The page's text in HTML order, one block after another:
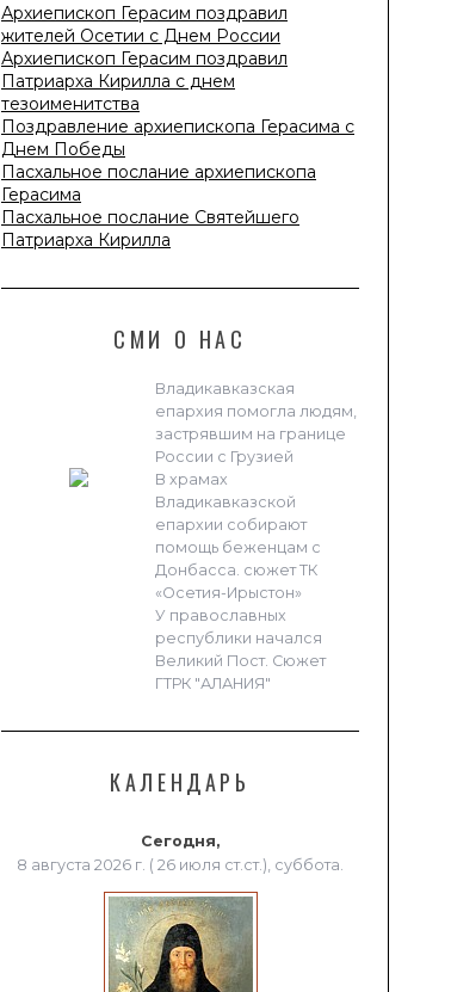
Архиепископ Герасим поздравил
жителей Осетии с Днем России
Архиепископ Герасим поздравил
Патриарха Кирилла с днем
тезоименитства
Поздравление архиепископа Герасима с
Днем Победы
Пасхальное послание архиепископа
Герасима
Пасхальное послание Святейшего
Патриарха Кирилла
СМИ О НАС
Владикавказская
епархия помогла людям,
застрявшим на границе
России с Грузией
В храмах
Владикавказской
епархии собирают
помощь беженцам с
Донбасса. сюжет ТК
«Осетия-Ирыстон»
У православных
республики начался
Великий Пост. Сюжет
ГТРК "АЛАНИЯ"
КАЛЕНДАРЬ
Сегодня,
8 августа 2026 г. ( 26 июля ст.ст.), суббота.